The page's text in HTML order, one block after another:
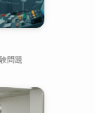
問題